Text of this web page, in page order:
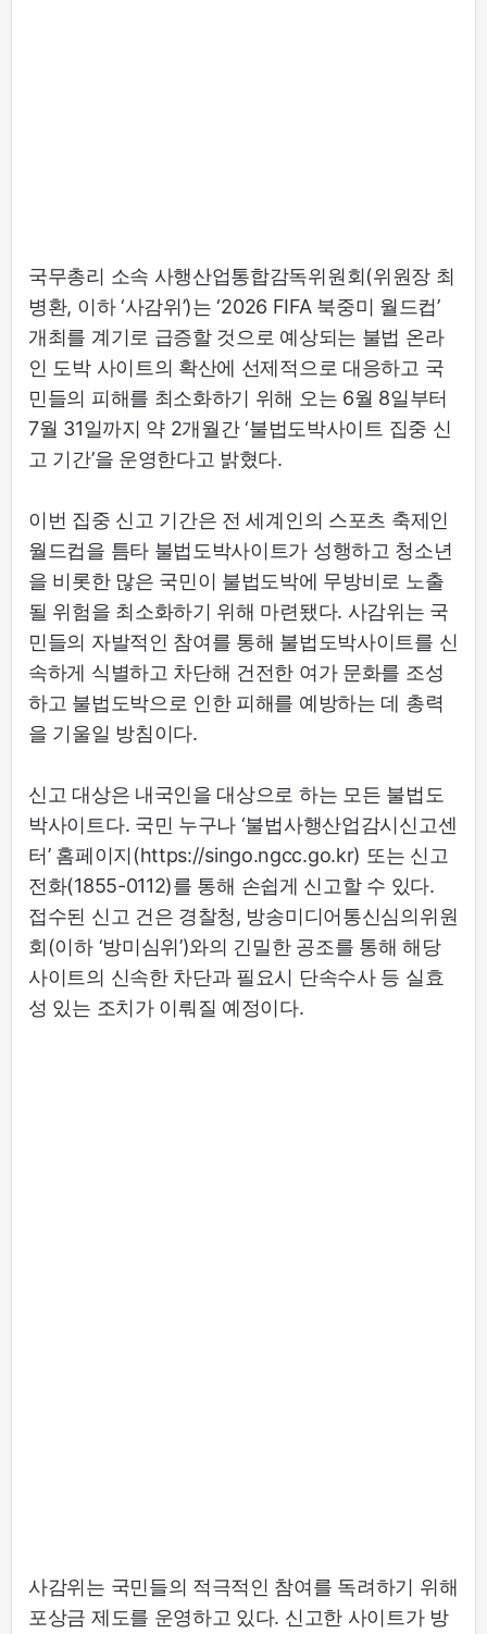
국무총리 소속 사행산업통합감독위원회(위원장 최
병환, 이하 ‘사감위’)는 ‘2026 FIFA 북중미 월드컵’
개최를 계기로 급증할 것으로 예상되는 불법 온라
인 도박 사이트의 확산에 선제적으로 대응하고 국
민들의 피해를 최소화하기 위해 오는 6월 8일부터
7월 31일까지 약 2개월간 ‘불법도박사이트 집중 신
고 기간’을 운영한다고 밝혔다.
이번 집중 신고 기간은 전 세계인의 스포츠 축제인
월드컵을 틈타 불법도박사이트가 성행하고 청소년
을 비롯한 많은 국민이 불법도박에 무방비로 노출
될 위험을 최소화하기 위해 마련됐다. 사감위는 국
민들의 자발적인 참여를 통해 불법도박사이트를 신
속하게 식별하고 차단해 건전한 여가 문화를 조성
하고 불법도박으로 인한 피해를 예방하는 데 총력
을 기울일 방침이다.
신고 대상은 내국인을 대상으로 하는 모든 불법도
박사이트다. 국민 누구나 ‘불법사행산업감시신고센
터’ 홈페이지(https://singo.ngcc.go.kr) 또는 신고
전화(1855-0112)를 통해 손쉽게 신고할 수 있다.
접수된 신고 건은 경찰청, 방송미디어통신심의위원
회(이하 ‘방미심위’)와의 긴밀한 공조를 통해 해당
사이트의 신속한 차단과 필요시 단속수사 등 실효
성 있는 조치가 이뤄질 예정이다.
사감위는 국민들의 적극적인 참여를 독려하기 위해
포상금 제도를 운영하고 있다. 신고한 사이트가 방